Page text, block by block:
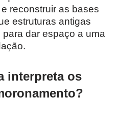
reconstruir as bases
estruturas antigas
dar espaço a uma
interpreta os